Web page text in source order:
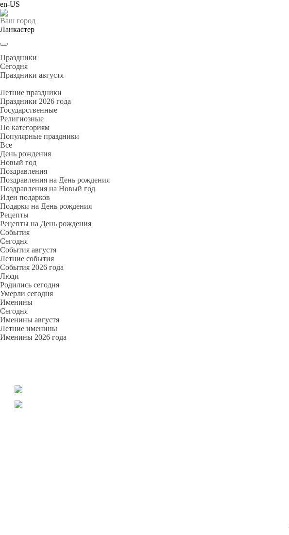
en-US
Ваш город
Ланкастер
Праздники
Cегодня
Праздники августя
Летние праздники
Праздники 2026 года
Государственные
Религиозные
По категориям
Популярные праздники
Все
День рождения
Новый год
Поздравления
Поздравления на День рождения
Поздравления на Новый год
Идеи подарков
Подарки на День рождения
Рецепты
Рецепты на День рождения
События
Cегодня
События августя
Летние события
События 2026 года
Люди
Родились сегодня
Умерли сегодня
Именины
Cегодня
Именины августя
Летние именины
Именины 2026 года